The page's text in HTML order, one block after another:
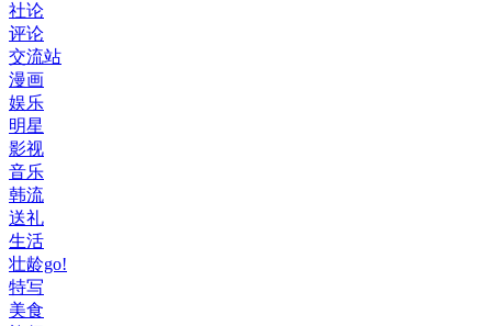
社论
评论
交流站
漫画
娱乐
明星
影视
音乐
韩流
送礼
生活
壮龄go!
特写
美食